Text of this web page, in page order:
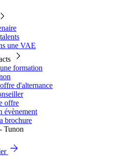
une VAE
formation
d'alternance
offre
évènement
brochure